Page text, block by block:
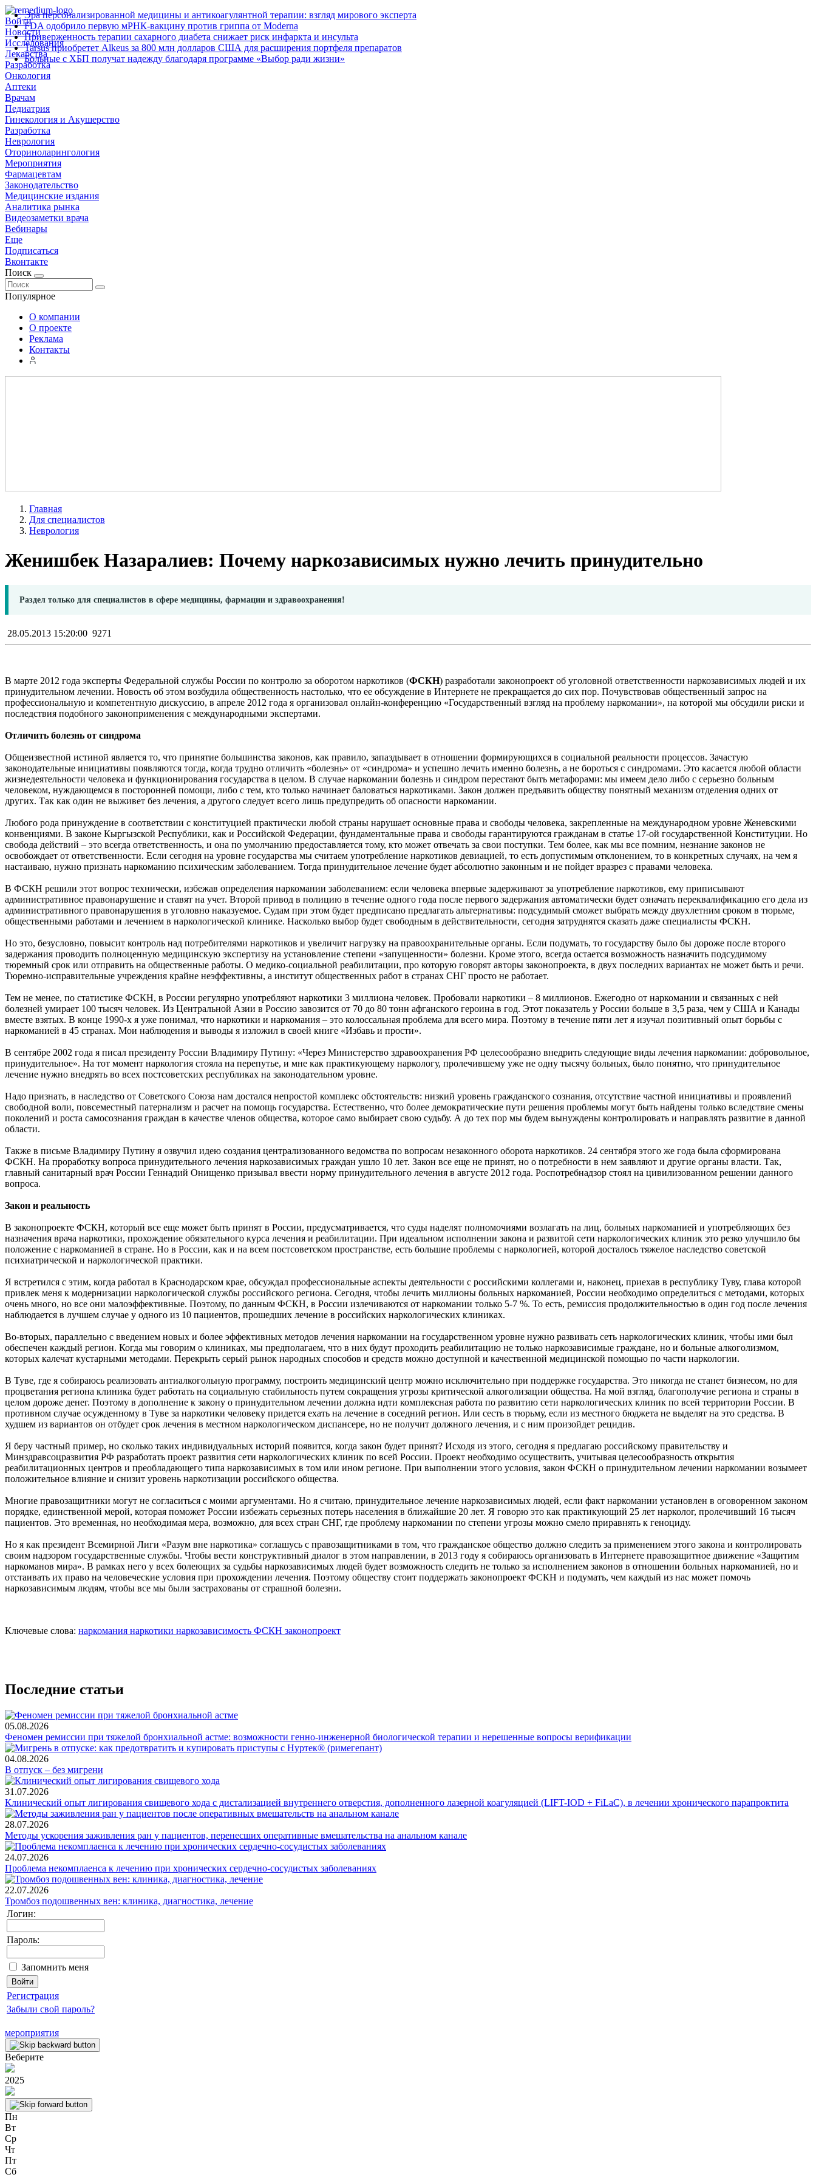
Войти
Новости
Исследования
Лекарства
Разработка
Онкология
Аптеки
Врачам
Педиатрия
Гинекология и Акушерство
Разработка
Неврология
Оториноларингология
Мероприятия
Фармацевтам
Законодательство
Медицинские издания
Аналитика рынка
Видеозаметки врача
Вебинары
Еще
Подписаться
Вконтакте
Поиск
Популярное
Эра персонализированной медицины и антикоагулянтной терапии: взгляд мирового эксперта
FDA одобрило первую мРНК‑вакцину против гриппа от Moderna
Приверженность терапии сахарного диабета снижает риск инфаркта и инсульта
Tarsus приобретет Alkeus за 800 млн долларов США для расширения портфеля препаратов
Больные с ХБП получат надежду благодаря программе «Выбор ради жизни»
О компании
О проекте
Реклама
Контакты
Главная
Для специалистов
Неврология
Женишбек Назаралиев: Почему наркозависимых нужно лечить принудительно
Раздел только для специалистов в сфере медицины, фармации и здравоохранения!
28.05.2013 15:20:00 9271
В марте 2012 года эксперты Федеральной службы России по контролю за оборотом наркотиков (ФСКН) разработали законопроект об уголовной ответственности наркозависимых людей и их
принудительном лечении. Новость об этом возбудила общественность настолько, что ее обсуждение в Интернете не прекращается до сих пор. Почувствовав общественный запрос на
профессиональную и компетентную дискуссию, в апреле 2012 года я организовал онлайн-конференцию «Государственный взгляд на проблему наркомании», на которой мы обсудили риски и
последствия подобного законоприменения с международными экспертами.
Отличить болезнь от синдрома
Общеизвестной истиной является то, что принятие большинства законов, как правило, запаздывает в отношении формирующихся в социальной реальности процессов. Зачастую
законодательные инициативы появляются тогда, когда трудно отличить «болезнь» от «синдрома» и успешно лечить именно болезнь, а не бороться с синдромами. Это касается любой области
жизнедеятельности человека и функционирования государства в целом. В случае наркомании болезнь и синдром перестают быть метафорами: мы имеем дело либо с серьезно больным
человеком, нуждающемся в посторонней помощи, либо с тем, кто только начинает баловаться наркотиками. Закон должен предъявить обществу понятный механизм отделения одних от
других. Так как один не выживет без лечения, а другого следует всего лишь предупредить об опасности наркомании.
Любого рода принуждение в соответствии с конституцией практически любой страны нарушает основные права и свободы человека, закрепленные на международном уровне Женевскими
конвенциями. В законе Кыргызской Республики, как и Российской Федерации, фундаментальные права и свободы гарантируются гражданам в статье 17-ой государственной Конституции. Но
свобода действий – это всегда ответственность, и она по умолчанию предоставляется тому, кто может отвечать за свои поступки. Тем более, как мы все помним, незнание законов не
освобождает от ответственности. Если сегодня на уровне государства мы считаем употребление наркотиков девиацией, то есть допустимым отклонением, то в конкретных случаях, на чем я
настаиваю, нужно признать наркоманию психическим заболеванием. Тогда принудительное лечение будет абсолютно законным и не пойдет вразрез с правами человека.
В ФСКН решили этот вопрос технически, избежав определения наркомании заболеванием: если человека впервые задерживают за употребление наркотиков, ему приписывают
административное правонарушение и ставят на учет. Второй привод в полицию в течение одного года после первого задержания автоматически будет означать переквалификацию его дела из
административного правонарушения в уголовно наказуемое. Судам при этом будет предписано предлагать альтернативы: подсудимый сможет выбрать между двухлетним сроком в тюрьме,
общественными работами и лечением в наркологической клинике. Насколько выбор будет свободным в действительности, сегодня затруднятся сказать даже специалисты ФСКН.
Но это, безусловно, повысит контроль над потребителями наркотиков и увеличит нагрузку на правоохранительные органы. Если подумать, то государству было бы дороже после второго
задержания проводить полноценную медицинскую экспертизу на установление степени «запущенности» болезни. Кроме этого, всегда остается возможность назначить подсудимому
тюремный срок или отправить на общественные работы. О медико-социальной реабилитации, про которую говорят авторы законопроекта, в двух последних вариантах не может быть и речи.
Тюремно-исправительные учреждения крайне неэффективны, а институт общественных работ в странах СНГ просто не работает.
Тем не менее, по статистике ФСКН, в России регулярно употребляют наркотики 3 миллиона человек. Пробовали наркотики – 8 миллионов. Ежегодно от наркомании и связанных с ней
болезней умирает 100 тысяч человек. Из Центральной Азии в Россию завозится от 70 до 80 тонн афганского героина в год. Этот показатель у России больше в 3,5 раза, чем у США и Канады
вместе взятых. В конце 1990-х я уже понимал, что наркотики и наркомания – это колоссальная проблема для всего мира. Поэтому в течение пяти лет я изучал позитивный опыт борьбы с
наркоманией в 45 странах. Мои наблюдения и выводы я изложил в своей книге «Избавь и прости».
В сентябре 2002 года я писал президенту России Владимиру Путину: «Через Министерство здравоохранения РФ целесообразно внедрить следующие виды лечения наркомании: добровольное,
принудительное». На тот момент наркология стояла на перепутье, и мне как практикующему наркологу, пролечившему уже не одну тысячу больных, было понятно, что принудительное
лечение нужно внедрять во всех постсоветских республиках на законодательном уровне.
Надо признать, в наследство от Советского Союза нам достался непростой комплекс обстоятельств: низкий уровень гражданского сознания, отсутствие частной инициативы и проявлений
свободной воли, повсеместный патернализм и расчет на помощь государства. Естественно, что более демократические пути решения проблемы могут быть найдены только вследствие смены
поколений и роста самосознания граждан в качестве членов общества, которое само выбирает свою судьбу. А до тех пор мы будем вынуждены контролировать и направлять развитие в данной
области.
Также в письме Владимиру Путину я озвучил идею создания централизованного ведомства по вопросам незаконного оборота наркотиков. 24 сентября этого же года была сформирована
ФСКН. На проработку вопроса принудительного лечения наркозависимых граждан ушло 10 лет. Закон все еще не принят, но о потребности в нем заявляют и другие органы власти. Так,
главный санитарный врач России Геннадий Онищенко призывал ввести норму принудительного лечения в августе 2012 года. Роспотребнадзор стоял на цивилизованном решении данного
вопроса.
Закон и реальность
В законопроекте ФСКН, который все еще может быть принят в России, предусматривается, что суды наделят полномочиями возлагать на лиц, больных наркоманией и употребляющих без
назначения врача наркотики, прохождение обязательного курса лечения и реабилитации. При идеальном исполнении закона и развитой сети наркологических клиник это резко улучшило бы
положение с наркоманией в стране. Но в России, как и на всем постсоветском пространстве, есть большие проблемы с наркологией, которой досталось тяжелое наследство советской
психиатрической и наркологической практики.
Я встретился с этим, когда работал в Краснодарском крае, обсуждал профессиональные аспекты деятельности с российскими коллегами и, наконец, приехав в республику Туву, глава которой
привлек меня к модернизации наркологической службы российского региона. Сегодня, чтобы лечить миллионы больных наркоманией, России необходимо определиться с методами, которых
очень много, но все они малоэффективные. Поэтому, по данным ФСКН, в России излечиваются от наркомании только 5-7 %. То есть, ремиссия продолжительностью в один год после лечения
наблюдается в лучшем случае у одного из 10 пациентов, прошедших лечение в российских наркологических клиниках.
Во-вторых, параллельно с введением новых и более эффективных методов лечения наркомании на государственном уровне нужно развивать сеть наркологических клиник, чтобы ими был
обеспечен каждый регион. Когда мы говорим о клиниках, мы предполагаем, что в них будут проходить реабилитацию не только наркозависимые граждане, но и больные алкоголизмом,
которых калечат кустарными методами. Перекрыть серый рынок народных способов и средств можно доступной и качественной медицинской помощью по части наркологии.
В Туве, где я собираюсь реализовать антиалкогольную программу, построить медицинский центр можно исключительно при поддержке государства. Это никогда не станет бизнесом, но для
процветания региона клиника будет работать на социальную стабильность путем сокращения угрозы критической алкоголизации общества. На мой взгляд, благополучие региона и страны в
целом дороже денег. Поэтому в дополнение к закону о принудительном лечении должна идти комплексная работа по развитию сети наркологических клиник по всей территории России. В
противном случае осужденному в Туве за наркотики человеку придется ехать на лечение в соседний регион. Или сесть в тюрьму, если из местного бюджета не выделят на это средства. В
худшем из вариантов он отбудет срок лечения в местном наркологическом диспансере, но не получит должного лечения, и с ним произойдет рецидив.
Я беру частный пример, но сколько таких индивидуальных историй появится, когда закон будет принят? Исходя из этого, сегодня я предлагаю российскому правительству и
Минздравсоцразвития РФ разработать проект развития сети наркологических клиник по всей России. Проект необходимо осуществить, учитывая целесообразность открытия
реабилитационных центров и преобладающего типа наркозависимых в том или ином регионе. При выполнении этого условия, закон ФСКН о принудительном лечении наркомании возымеет
положительное влияние и снизит уровень наркотизации российского общества.
Многие правозащитники могут не согласиться с моими аргументами. Но я считаю, принудительное лечение наркозависимых людей, если факт наркомании установлен в оговоренном законом
порядке, единственной мерой, которая поможет России избежать серьезных потерь населения в ближайшие 20 лет. Я говорю это как практикующий 25 лет нарколог, пролечивший 16 тысяч
пациентов. Это временная, но необходимая мера, возможно, для всех стран СНГ, где проблему наркомании по степени угрозы можно смело приравнять к геноциду.
Но я как президент Всемирной Лиги «Разум вне наркотика» соглашусь с правозащитниками в том, что гражданское общество должно следить за применением этого закона и контролировать
своим надзором государственные службы. Чтобы вести конструктивный диалог в этом направлении, в 2013 году я собираюсь организовать в Интернете правозащитное движение «Защитим
наркоманов мира». В рамках него у всех болеющих за судьбы наркозависимых людей будет возможность следить не только за исполнением законов в отношении больных наркоманией, но и
отстаивать их право на человеческие условия при прохождении лечения. Поэтому обществу стоит поддержать законопроект ФСКН и подумать, чем каждый из нас может помочь
наркозависимым людям, чтобы все мы были застрахованы от страшной болезни.
Ключевые слова: наркомания наркотики наркозависимость ФСКН законопроект
Последние статьи
05.08.2026
Феномен ремиссии при тяжелой бронхиальной астме: возможности генно-инженерной биологической терапии и нерешенные вопросы верификации
04.08.2026
В отпуск – без мигрени
31.07.2026
Клинический опыт лигирования свищевого хода с дистализацией внутреннего отверстия, дополненного лазерной коагуляцией (LIFT-IOD + FiLaC), в лечении хронического парапроктита
28.07.2026
Методы ускорения заживления ран у пациентов, перенесших оперативные вмешательства на анальном канале
24.07.2026
Проблема некомплаенса к лечению при хронических сердечно-сосудистых заболеваниях
22.07.2026
Тромбоз подошвенных вен: клиника, диагностика, лечение
Логин:
Пароль:
Запомнить меня
Регистрация
Забыли свой пароль?
мероприятия
Веберите
2025
Пн
Вт
Ср
Чт
Пт
Сб